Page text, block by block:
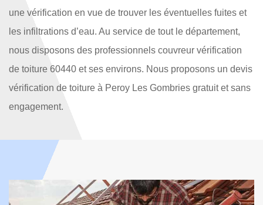
une vérification en vue de trouver les éventuelles fuites et
les infiltrations d’eau. Au service de tout le département,
nous disposons des professionnels couvreur vérification
de toiture 60440 et ses environs. Nous proposons un devis
vérification de toiture à Peroy Les Gombries gratuit et sans
engagement.